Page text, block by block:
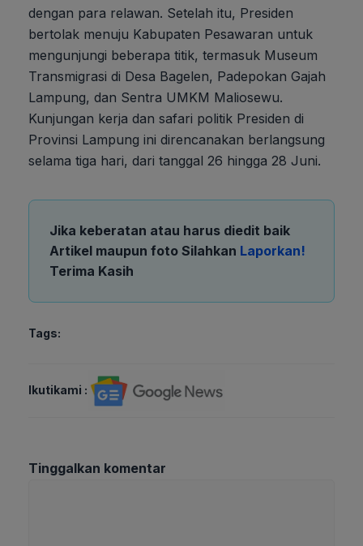
dengan para relawan. Setelah itu, Presiden
bertolak menuju Kabupaten Pesawaran untuk
mengunjungi beberapa titik, termasuk Museum
Transmigrasi di Desa Bagelen, Padepokan Gajah
Lampung, dan Sentra UMKM Maliosewu.
Kunjungan kerja dan safari politik Presiden di
Provinsi Lampung ini direncanakan berlangsung
selama tiga hari, dari tanggal 26 hingga 28 Juni.
Jika keberatan atau harus diedit baik
Artikel maupun foto Silahkan Laporkan!
Terima Kasih
Tags:
Ikutikami :
Tinggalkan komentar